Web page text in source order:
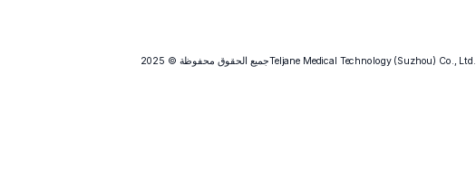
جميع الحقوق محفوظة © 2025Teljane Medical Technology (Suzhou) Co., Ltd.